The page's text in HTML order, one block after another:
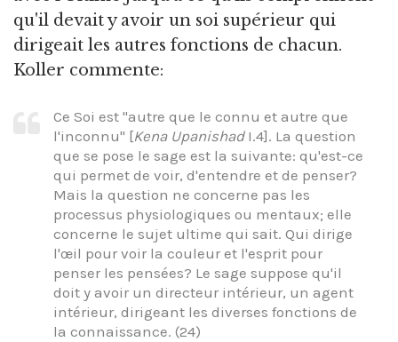
qu'il devait y avoir un soi supérieur qui
dirigeait les autres fonctions de chacun.
Koller commente:
Ce Soi est "autre que le connu et autre que
l'inconnu" [Kena UpanishadI.4]. La question
que se pose le sage est la suivante: qu'est-ce
qui permet de voir, d'entendre et de penser?
Mais la question ne concerne pas les
processus physiologiques ou mentaux; elle
concerne le sujet ultime qui sait. Qui dirige
l'œil pour voir la couleur et l'esprit pour
penser les pensées? Le sage suppose qu'il
doit y avoir un directeur intérieur, un agent
intérieur, dirigeant les diverses fonctions de
la connaissance. (24)